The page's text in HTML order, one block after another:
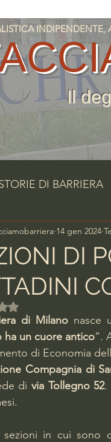
Il
DI BARRIERA
DI
14 gen 2024
NaN stelle su 5.
di Milano nasce
ha un cuore antico”.
di Economia
Compagnia di
di via Tollegno 52.
in cui sono